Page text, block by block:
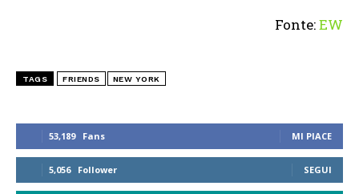
53,189 Fans MI PIACE
5,056 Follower SEGUI
Fonte:EW
TAGS FRIENDS NEW YORK